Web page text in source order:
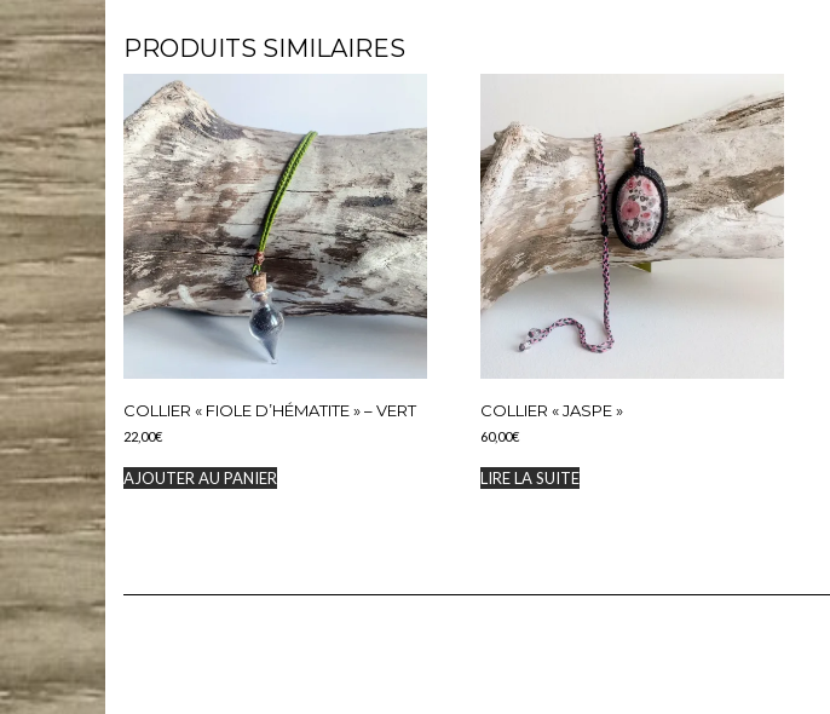
PRODUITS SIMILAIRES
COLLIER « FIOLE D’HÉMATITE » – VERT
22,00€
AJOUTER AU PANIER
COLLIER « JASPE »
60,00€
LIRE LA SUITE